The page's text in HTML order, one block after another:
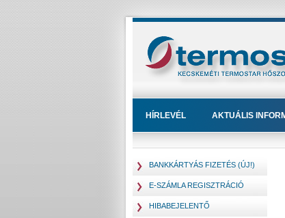
HÍRLEVÉL AKTUÁLIS
BANKKÁRTYÁS FIZETÉS (ÚJ!)
E-SZÁMLA REGISZTRÁCIÓ
HIBABEJELENTŐ